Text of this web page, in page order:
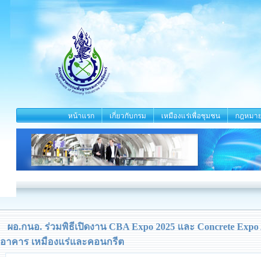
หน้าแรก เกี่ยวกับกรม เหมืองแร่เพื่อชุมชน กฎหมา
ผอ.กนอ. ร่วมพิธีเปิดงาน CBA Expo 2025 และ Concrete
อาคาร เหมืองแร่และคอนกรีต